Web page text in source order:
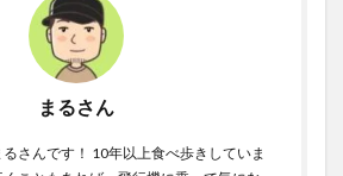
まるさん
さんです！ 10年以上食べ歩きしていま